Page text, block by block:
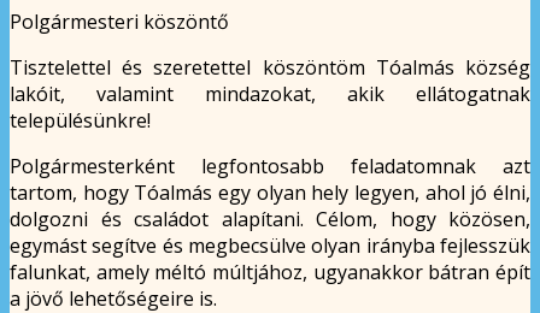
Polgármesteri köszöntő
Tisztelettel és szeretettel köszöntöm Tóalmás község
lakóit, valamint mindazokat, akik ellátogatnak
településünkre!
Polgármesterként legfontosabb feladatomnak azt
tartom, hogy Tóalmás egy olyan hely legyen, ahol jó élni,
dolgozni és családot alapítani. Célom, hogy közösen,
egymást segítve és megbecsülve olyan irányba fejlesszük
falunkat, amely méltó múltjához, ugyanakkor bátran épít
a jövő lehetőségeire is.